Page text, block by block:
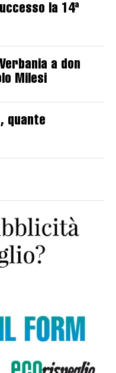
la 14ª
a don
Milesi
quante